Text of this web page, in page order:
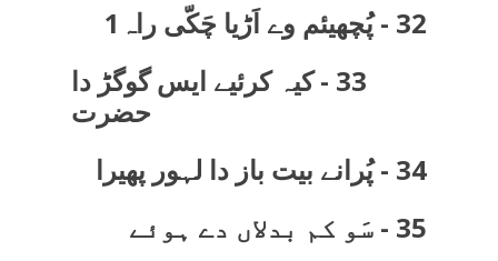
35 - سَو کم بدلاں دے ہوئے
34 - پُرانے بیت باز دا لہور پھیرا
33 - کیہ کرئیے ایس گوگڑ دا
حضرت
32 - پُچھیئم وے اَڑیا چَکّی راہ1